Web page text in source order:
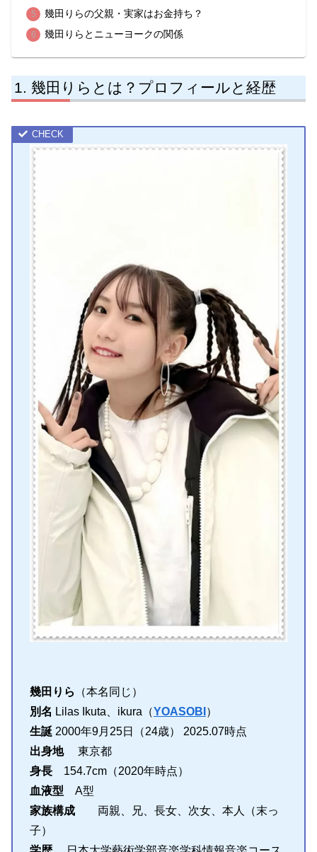
幾田りらの父親・実家はお金持ち？
幾田りらとニューヨークの関係
幾田りらとは？プロフィールと経歴
幾田りら
（本名同じ）
別名 Lilas Ikuta、ikura（YOASOBI ）
生誕 2000年9月25日（24歳） 2025.07時点
出身地東京都
身長 154.7cm（2020年時点）
血液型 A型
家族構成 両親、兄、長女、次女、本人（末っ
子）